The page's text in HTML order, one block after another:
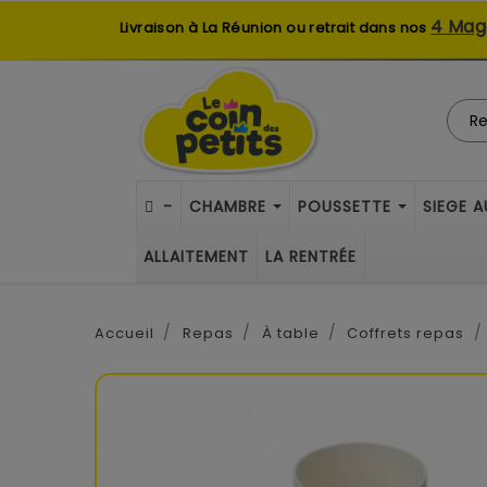
Livraison à La Réunion ou retrait dans nos 4
- CHAMBRE POUSSETTE SIEGE
ALLAITEMENT LA RENTRÉE
Accueil Repas À table Coffrets repas